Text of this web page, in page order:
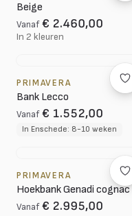
Beige
Vanaf € 2.460,00
In 2 kleuren
PRIMAVERA
Bank Lecco
Vanaf € 1.552,00
In Enschede: 8-10 weken
PRIMAVERA
Hoekbank Genadi cognac
Vanaf € 2.995,00